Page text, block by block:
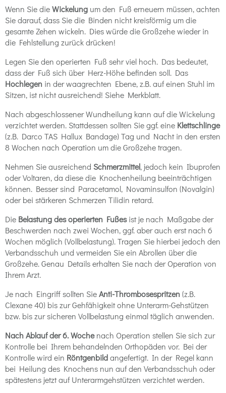
Wenn Sie dieWickelung um den Fuß erneuern müssen, achten
Sie darauf, dass Sie die Binden nicht kreisförmig um die
gesamte Zehen wickeln. Dies würde die Großzehe wieder in
die Fehlstellung zurück drücken!
Legen Sie den operierten Fuß sehr viel hoch. Das bedeutet,
dass der Fuß sich über Herz-Höhe befinden soll. Das
Hochlegen in der waagrechten Ebene, z.B. auf einen Stuhl im
Sitzen, ist nicht ausreichend! Siehe Merkblatt.
Nach abgeschlossener Wundheilung kann auf die Wickelung
verzichtet werden. Stattdessen sollten Sie ggf. eine Klettschlinge
(z.B. Darco TAS Hallux Bandage) Tag und Nacht in den ersten
8 Wochen nach Operation um die Großzehe tragen.
Nehmen Sie ausreichend Schmerzmittel, jedoch kein Ibuprofen
oder Voltaren, da diese die Knochenheilung beeinträchtigen
können. Besser sind Paracetamol, Novaminsulfon (Novalgin)
oder bei stärkeren Schmerzen Tilidin retard.
Die Belastung des operierten Fußesist je nach Maßgabe der
Beschwerden nach zwei Wochen, ggf. aber auch erst nach 6
Wochen möglich (Vollbelastung). Tragen Sie hierbei jedoch den
Verbandsschuh und vermeiden Sie ein Abrollen über die
Großzehe. Genau Details erhalten Sie nach der Operation von
Ihrem Arzt.
Je nach Eingriff sollten SieAnti-Thrombosespritzen (z.B.
Clexane 40) bis zur Gehfähigkeit ohne Unterarm-Gehstützen
bzw. bis zur sicheren Vollbelastung einmal täglich anwenden.
Nach Ablauf der 6. Wochenach Operation stellen Sie sich zur
Kontrolle bei Ihrem behandelnden Orthopäden vor. Bei der
Kontrolle wird ein Röntgenbildangefertigt. In der Regel kann
bei Heilung des Knochens nun auf den Verbandsschuh oder
spätestens jetzt auf Unterarmgehstützen verzichtet werden.